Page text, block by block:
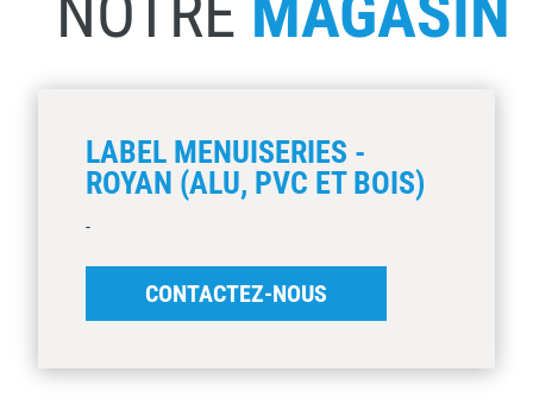
LABEL MENUISERIES -
ROYAN (ALU, PVC ET BOIS)
-
CONTACTEZ-NOUS